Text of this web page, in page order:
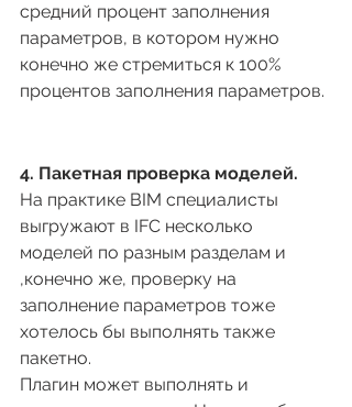
средний процент заполнения
параметров, в котором нужно
конечно же стремиться к 100%
процентов заполнения параметров.
4. Пакетная проверка моделей.
На практике BIM специалисты
выгружают в IFC несколько
моделей по разным разделам и
,конечно же, проверку на
заполнение параметров тоже
хотелось бы выполнять также
пакетно.
Плагин может выполнять и